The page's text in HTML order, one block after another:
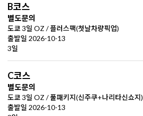
B코스
별도문의
도쿄 3일 OZ / 플러스팩(첫날차량픽업)
출발일 2026-10-13
3일
C코스
별도문의
도쿄 3일 OZ / 풀패키지(신주쿠+나리타신쇼지)
출발일 2026-10-13